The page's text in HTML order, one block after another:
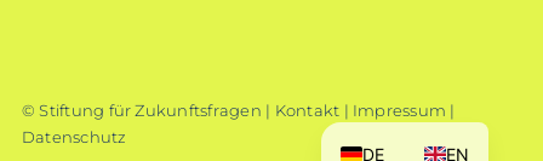
© Stiftung für Zukunftsfragen | Kontakt | Impressum |
Datenschutz
DE EN